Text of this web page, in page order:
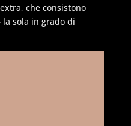
che consistono
sola in grado di